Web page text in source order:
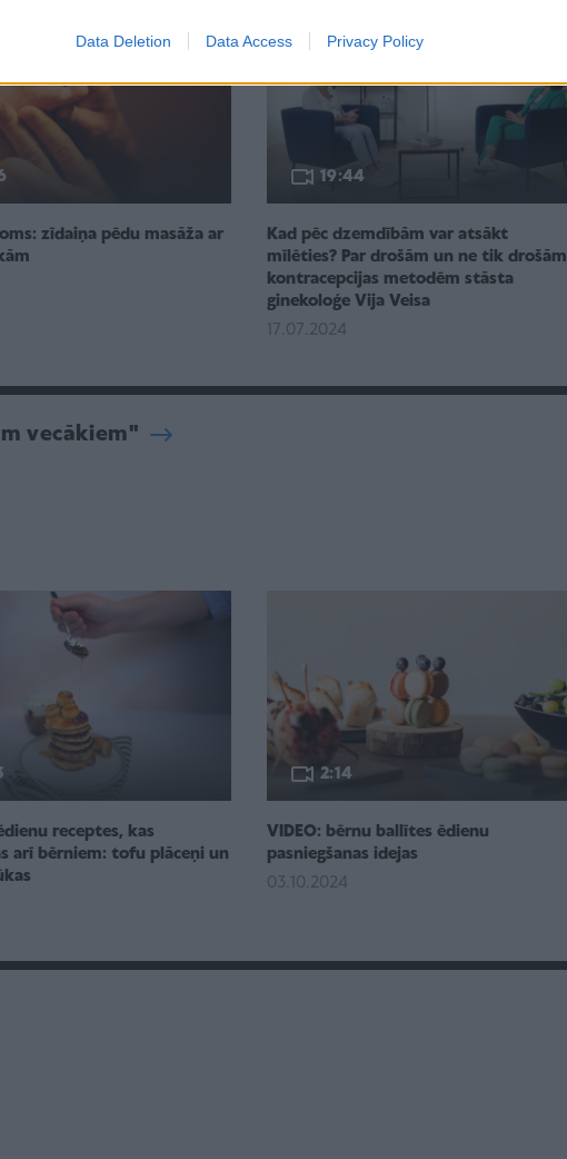
Data Deletion Data Access Privacy Policy
zīdaiņa pēdu masāža ar
19:44
Kad pēc dzemdībām var atsākt
mīlēties? Par drošām un ne tik drošām
kontracepcijas metodēm stāsta
ginekoloģe Vija Veisa
17.07.2024
vecākiem"
receptes, kas
arī bērniem: tofu plāceņi un
2:14
VIDEO: bērnu ballītes ēdienu
pasniegšanas idejas
03.10.2024